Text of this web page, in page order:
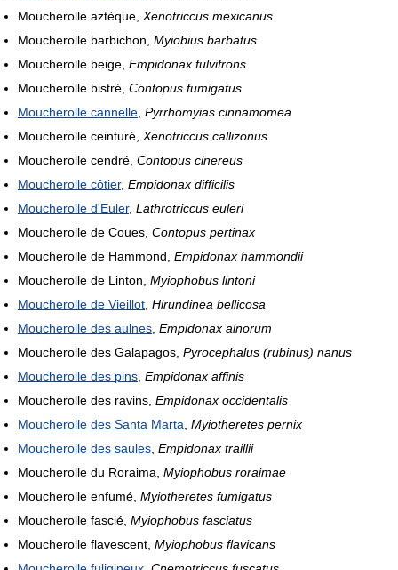
Moucherolle aztèque, Xenotriccus mexicanus
Moucherolle barbichon, Myiobius barbatus
Moucherolle beige, Empidonax fulvifrons
Moucherolle bistré, Contopus fumigatus
Moucherolle cannelle Pyrrhomyias cinnamomea
Moucherolle ceinturé, Xenotriccus callizonus
Moucherolle cendré, Contopus cinereus
Moucherolle côtier, Empidonax difficilis
Moucherolle d'Euler, Lathrotriccus euleri
Moucherolle de Coues, Contopus pertinax
Moucherolle de Hammond, Empidonax hammondii
Moucherolle de Linton, Myiophobus lintoni
Moucherolle de Vieillot Hirundinea bellicosa
Moucherolle des aulnes Empidonax alnorum
Moucherolle des Galapagos, Pyrocephalus (rubinus) nanus
Moucherolle des pins Empidonax affinis
Moucherolle des ravins, Empidonax occidentalis
Moucherolle des Santa Marta Myiotheretes pernix
Moucherolle des saules Empidonax traillii
Moucherolle du Roraima, Myiophobus roraimae
Moucherolle enfumé, Myiotheretes fumigatus
Moucherolle fascié, Myiophobus fasciatus
Moucherolle flavescent, Myiophobus flavicans